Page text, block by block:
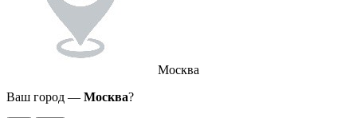
Москва
Ваш город — Москва?